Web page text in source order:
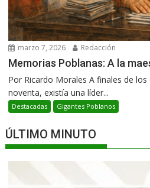
marzo 7, 2026 Redacción
Memorias Poblanas: A la
Por Ricardo Morales A finales de
noventa, existía una líder...
Destacadas Gigantes Poblanos
ÚLTIMO MINUTO